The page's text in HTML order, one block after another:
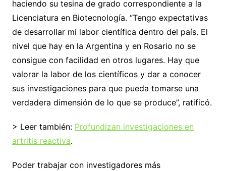
haciendo su tesina de grado correspondiente a la
Licenciatura en Biotecnología. “Tengo expectativas
de desarrollar mi labor científica dentro del país. El
nivel que hay en la Argentina y en Rosario no se
consigue con facilidad en otros lugares. Hay que
valorar la labor de los científicos y dar a conocer
sus investigaciones para que pueda tomarse una
verdadera dimensión de lo que se produce”, ratificó.
> Leer también: Profundizan investigaciones en
artritis reactiva.
Poder trabajar con investigadores más